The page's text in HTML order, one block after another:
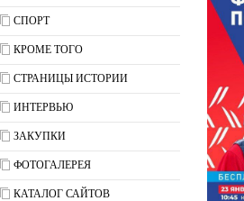
СПОРТ
КРОМЕ ТОГО
СТРАНИЦЫ ИСТОРИИ
ИНТЕРВЬЮ
ЗАКУПКИ
ФОТОГАЛЕРЕЯ
КАТАЛОГ САЙТОВ